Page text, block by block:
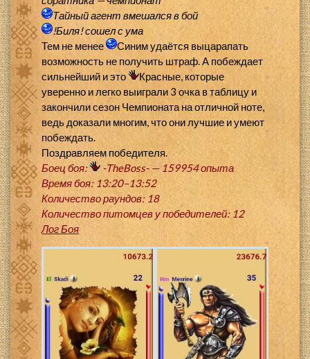
Тайный агент вмешался в бой
!Биля!сошел с ума
Тем не менее
Синим удаётся выцарапать
возможность не получить штраф. А побеждает
сильнейший и это
Красные, которые
уверенно и легко выиграли 3 очка в таблицу и
закончили сезон Чемпионата на отличной ноте,
ведь доказали многим, что они лучшие и умеют
побеждать.
Поздравляем победителя.
Боец боя:
-TheBoss- — 159954 опыта
Время боя: 13:20–13:52
Количество раундов: 18
Количество питомцев у победителей: 12
Лог Боя